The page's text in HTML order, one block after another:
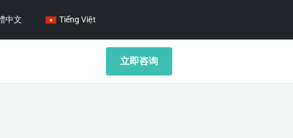
中文 Tiếng Việt
立即咨询